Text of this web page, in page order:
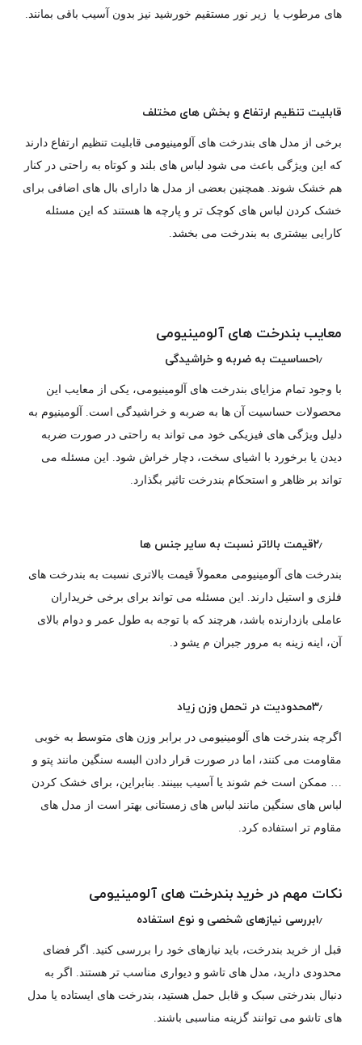
های مرطوب یا زیر نور مستقیم خورشید نیز بدون آسیب باقی بمانند.
قابلیت تنظیم ارتفاع و بخش های مختلف
برخی از مدل های بندرخت های آلومینیومی قابلیت تنظیم ارتفاع دارند
که این ویژگی باعث می شود لباس های بلند و کوتاه به راحتی در کنار
هم خشک شوند. همچنین بعضی از مدل ها دارای بال های اضافی برای
خشک کردن لباس های کوچک تر و پارچه ها هستند که این مسئله
کارایی بیشتری به بندرخت می بخشد.
معایب بندرخت های آلومینیومی
با وجود تمام مزایای بندرخت های آلومینیومی، یکی از معایب این
محصولات حساسیت آن ها به ضربه و خراشیدگی است. آلومینیوم به
دلیل ویژگی های فیزیکی خود می تواند به راحتی در صورت ضربه
دیدن یا برخورد با اشیای سخت، دچار خراش شود. این مسئله می
تواند بر ظاهر و استحکام بندرخت تاثیر بگذارد.
بندرخت های آلومینیومی معمولاً قیمت بالاتری نسبت به بندرخت های
فلزی و استیل دارند. این مسئله می تواند برای برخی خریداران
عاملی بازدارنده باشد، هرچند که با توجه به طول عمر و دوام بالای
آن، اینه زینه به مرور جبران م یشو د.
اگرچه بندرخت های آلومینیومی در برابر وزن های متوسط به خوبی
مقاومت می کنند، اما در صورت قرار دادن البسه سنگین مانند پتو و
… ممکن است خم شوند یا آسیب ببینند. بنابراین، برای خشک کردن
لباس های سنگین مانند لباس های زمستانی بهتر است از مدل های
مقاوم تر استفاده کرد.
نکات مهم در خرید بندرخت های آلومینیومی
قبل از خرید بندرخت، باید نیازهای خود را بررسی کنید. اگر فضای
محدودی دارید، مدل های تاشو و دیواری مناسب تر هستند. اگر به
دنبال بندرختی سبک و قابل حمل هستید، بندرخت های ایستاده یا مدل
های تاشو می توانند گزینه مناسبی باشند.